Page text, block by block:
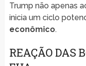
Trump não apenas
inicia um ciclo
econômico.
REAÇÃO DAS